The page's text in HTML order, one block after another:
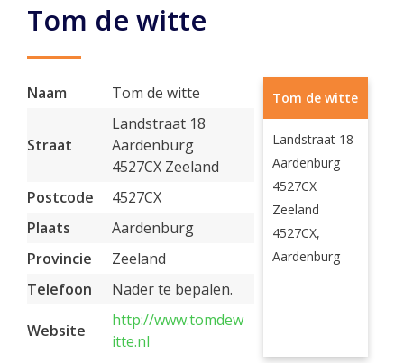
Tom de witte
Naam Tom de witte
Straat
Landstraat 18
Aardenburg
4527CX Zeeland
Postcode
4527CX
Plaats
Aardenburg
Provincie
Zeeland
Telefoon
Nader te bepalen.
Website
http://www.tomdew
itte.nl
Tom de witte
Landstraat 18
Aardenburg
4527CX
Zeeland
4527CX,
Aardenburg